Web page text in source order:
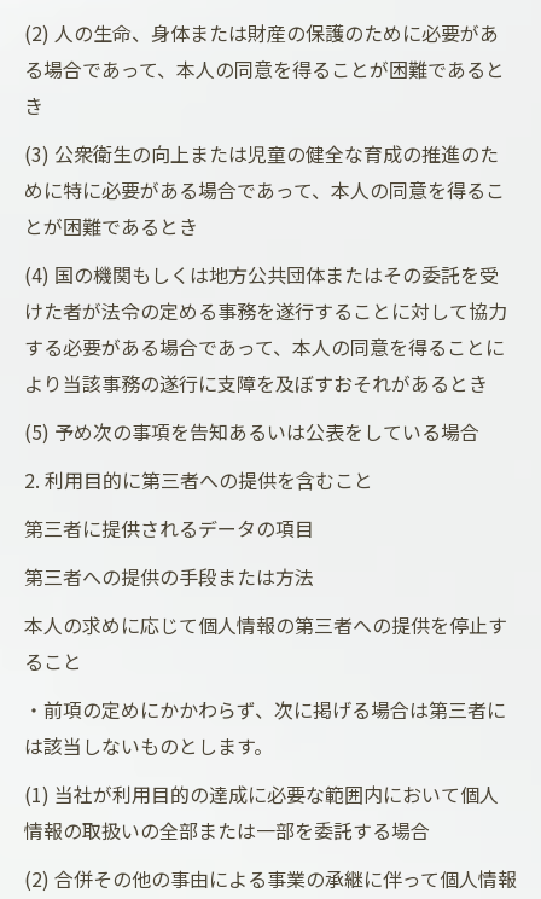
(2) 人の生命、身体または財産の保護のために必要があ
る場合であって、本人の同意を得ることが困難であると
き
(3) 公衆衛生の向上または児童の健全な育成の推進のた
めに特に必要がある場合であって、本人の同意を得るこ
とが困難であるとき
(4) 国の機関もしくは地方公共団体またはその委託を受
けた者が法令の定める事務を遂行することに対して協力
する必要がある場合であって、本人の同意を得ることに
より当該事務の遂行に支障を及ぼすおそれがあるとき
(5) 予め次の事項を告知あるいは公表をしている場合
2. 利用目的に第三者への提供を含むこと
第三者に提供されるデータの項目
第三者への提供の手段または方法
本人の求めに応じて個人情報の第三者への提供を停止す
ること
・前項の定めにかかわらず、次に掲げる場合は第三者に
は該当しないものとします。
(1) 当社が利用目的の達成に必要な範囲内において個人
情報の取扱いの全部または一部を委託する場合
(2) 合併その他の事由による事業の承継に伴って個人情報